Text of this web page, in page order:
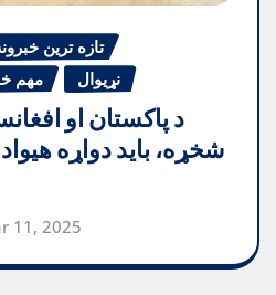
تازه ترین
مهم نړیوال
د پاکستان او
شخړه، باید دواړه
11, 2025